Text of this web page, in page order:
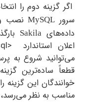
دوم را انتخاب
MySQL نصب و
Sakilaبارگذاری
استانداردmysql>
شروع به پرس‌وجو از
ساده‌ترین گزینه
این گزینه را
به نظر می‌رسد،